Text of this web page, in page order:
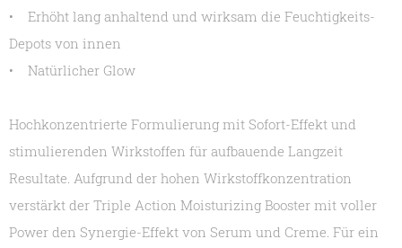
• Erhöht lang anhaltend und wirksam die Feuchtigkeits-
Depots von innen
• Natürlicher Glow
Hochkonzentrierte Formulierung mit Sofort-Effekt und
stimulierenden Wirkstoffen für aufbauende Langzeit
Resultate. Aufgrund der hohen Wirkstoffkonzentration
verstärkt der Triple Action Moisturizing Booster mit voller
Power den Synergie-Effekt von Serum und Creme. Für ein